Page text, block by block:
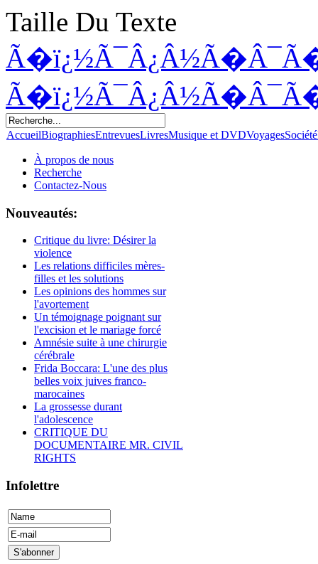
Taille Du Texte
AccueilBiographiesEntrevuesLivresMusique et DVDVoyagesSociété
À propos de nous
Recherche
Contactez-Nous
Nouveautés:
Critique du livre: Désirer la
violence
Les relations difficiles mères-
filles et les solutions
Les opinions des hommes sur
l'avortement
Un témoignage poignant sur
l'excision et le mariage forcé
Amnésie suite à une chirurgie
cérébrale
Frida Boccara: L'une des plus
belles voix juives franco-
marocaines
La grossesse durant
l'adolescence
CRITIQUE DU
DOCUMENTAIRE MR. CIVIL
RIGHTS
Infolettre